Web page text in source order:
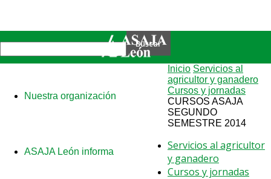
Nuestra organización
ASAJA León informa
Inicio Servicios al
agricultor y ganadero
Cursos y jornadas
CURSOS ASAJA
SEGUNDO
SEMESTRE 2014
Servicios al agricultor
y ganadero
Cursos y jornadas